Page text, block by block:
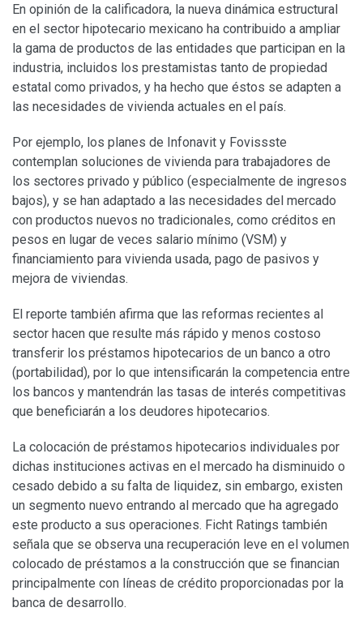
En opinión de la calificadora, la nueva dinámica estructural
en el sector hipotecario mexicano ha contribuido a ampliar
la gama de productos de las entidades que participan en la
industria, incluidos los prestamistas tanto de propiedad
estatal como privados, y ha hecho que éstos se adapten a
las necesidades de vivienda actuales en el país.
Por ejemplo, los planes de Infonavit y Fovissste
contemplan soluciones de vivienda para trabajadores de
los sectores privado y público (especialmente de ingresos
bajos), y se han adaptado a las necesidades del mercado
con productos nuevos no tradicionales, como créditos en
pesos en lugar de veces salario mínimo (VSM) y
financiamiento para vivienda usada, pago de pasivos y
mejora de viviendas.
El reporte también afirma que las reformas recientes al
sector hacen que resulte más rápido y menos costoso
transferir los préstamos hipotecarios de un banco a otro
(portabilidad), por lo que intensificarán la competencia entre
los bancos y mantendrán las tasas de interés competitivas
que beneficiarán a los deudores hipotecarios.
La colocación de préstamos hipotecarios individuales por
dichas instituciones activas en el mercado ha disminuido o
cesado debido a su falta de liquidez, sin embargo, existen
un segmento nuevo entrando al mercado que ha agregado
este producto a sus operaciones. Ficht Ratings también
señala que se observa una recuperación leve en el volumen
colocado de préstamos a la construcción que se financian
principalmente con líneas de crédito proporcionadas por la
banca de desarrollo.